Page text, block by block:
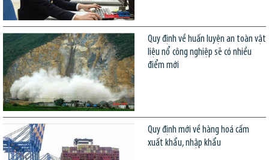
Quy định về huấn luyện an toàn vật
liệu nổ công nghiệp sẽ có nhiều
điểm mới
Quy định mới về hàng hoá cấm
xuất khẩu, nhập khẩu